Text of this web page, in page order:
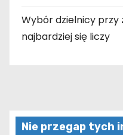
Wybór dzielnicy przy
najbardziej się liczy
Nie przegap tych